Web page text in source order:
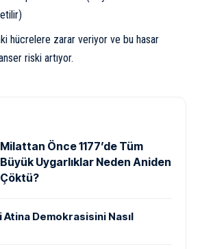
hücrelere zarar veriyor ve bu hasar
riski artıyor.
Milattan Önce 1177’de Tüm
Büyük Uygarlıklar Neden Aniden
Çöktü?
Atina Demokrasisini Nasıl